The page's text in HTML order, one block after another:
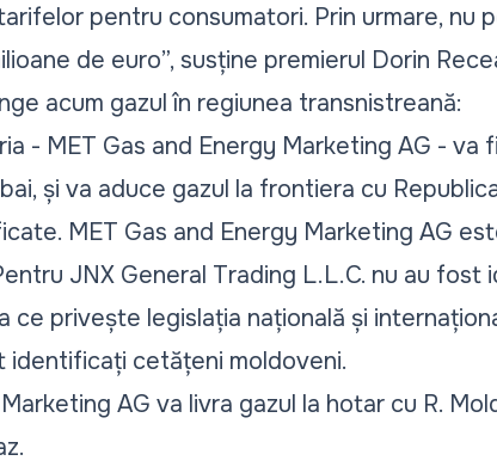
pentru consumatori. Prin urmare, nu
de euro”, susține premierul Dorin
acum gazul în regiunea transnistreană:
- MET Gas and Energy Marketing AG - va
și va aduce gazul la frontiera cu
MET Gas and Energy Marketing AG
JNX General Trading L.L.C. nu au fost
ce privește legislația națională și
identificați cetățeni moldoveni.
AG va livra gazul la hotar cu R.